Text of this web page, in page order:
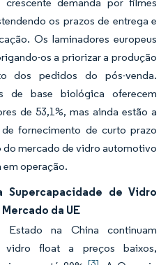
os prazos de entrega e
Os laminadores europeus
os a priorizar a produção
dos pedidos do pós-venda.
de base biológica oferecem
de 53,1%, mas ainda estão a
fornecimento de curto prazo
mercado de vidro automotivo
em operação.
Supercapacidade de Vidro
da UE
Estado na China continuam
vidro float a preços baixos,